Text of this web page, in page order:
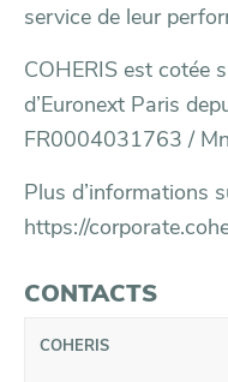
service de leur
COHERIS est cotée
d’Euronext Paris
FR0004031763 /
Plus d’informations
https://
CONTACTS
COHERIS